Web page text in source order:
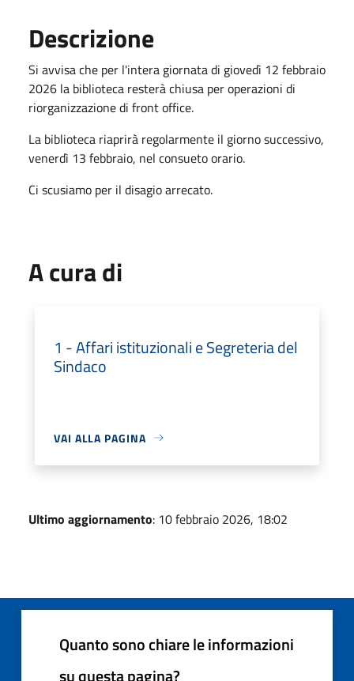
Descrizione
Si avvisa che per l'intera giornata di giovedì 12 febbraio
2026 la biblioteca resterà chiusa per operazioni di
riorganizzazione di front office.
La biblioteca riaprirà regolarmente il giorno successivo,
venerdì 13 febbraio, nel consueto orario.
Ci scusiamo per il disagio arrecato.
A cura di
1 - Affari istituzionali e Segreteria del
Sindaco
VAI ALLA PAGINA
Ultimo aggiornamento: 10 febbraio 2026, 18:02
Quanto sono chiare le informazioni
su questa pagina?